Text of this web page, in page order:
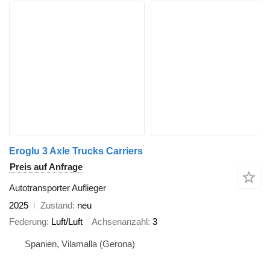
Eroglu 3 Axle Trucks Carriers
Preis auf Anfrage
Autotransporter Auflieger
2025
Zustand neu
Federung Luft/Luft Achsenanzahl 3
Spanien, Vilamalla (Gerona)